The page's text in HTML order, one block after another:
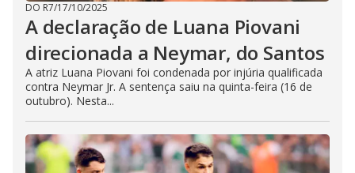
DO R7/17/10/2025
A declaração de Luana Piovani
direcionada a Neymar, do Santos
A atriz Luana Piovani foi condenada por injúria qualificada
contra Neymar Jr. A sentença saiu na quinta-feira (16 de
outubro). Nesta...